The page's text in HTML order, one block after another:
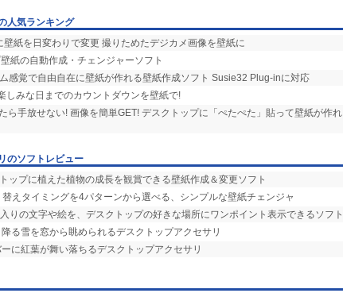
人気ランキング
壁紙を日変わりで変更 撮りためたデジカメ画像を壁紙に
紙の自動作成・チェンジャーソフト
感覚で自由自在に壁紙が作れる壁紙作成ソフト Susie32 Plug-inに対応
しみな日までのカウントダウンを壁紙で!
ら手放せない! 画像を簡単GET! デスクトップに「ぺたぺた」貼って壁紙が作れ
のソフトレビュー
ップに植えた植物の成長を観賞できる壁紙作成＆変更ソフト
替えタイミングを4パターンから選べる、シンプルな壁紙チェンジャ
りの文字や絵を、デスクトップの好きな場所にワンポイント表示できるソフト
る雪を窓から眺められるデスクトップアクセサリ
に紅葉が舞い落ちるデスクトップアクセサリ